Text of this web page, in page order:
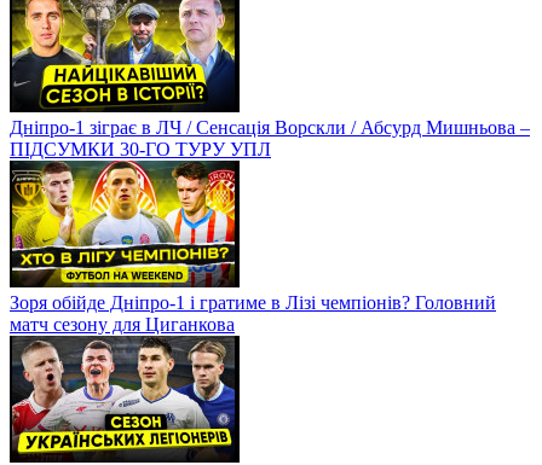
Дніпро-1 зіграє в ЛЧ / Сенсація Ворскли / Абсурд Мишньова –
ПІДСУМКИ 30-ГО ТУРУ УПЛ
Зоря обійде Дніпро-1 і гратиме в Лізі чемпіонів? Головний
матч сезону для Циганкова